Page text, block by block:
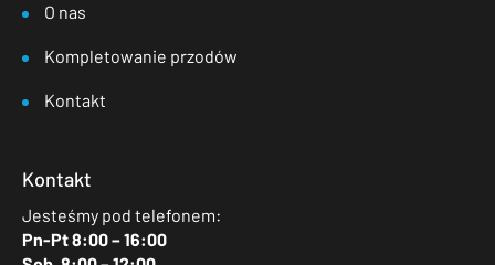
O nas
Kompletowanie przodów
Kontakt
Kontakt
Jesteśmy pod telefonem:
Pn-Pt 8:00 – 16:00